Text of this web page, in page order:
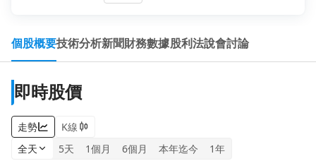
個股概要技術分析新聞財務數據股利法說會討論
即時股價
走勢
K線
全天
5天 1個月 6個月 本年迄今 1年